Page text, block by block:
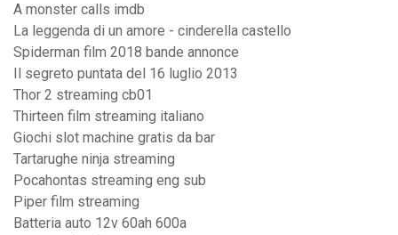
A monster calls imdb
La leggenda di un amore - cinderella castello
Spiderman film 2018 bande annonce
Il segreto puntata del 16 luglio 2013
Thor 2 streaming cb01
Thirteen film streaming italiano
Giochi slot machine gratis da bar
Tartarughe ninja streaming
Pocahontas streaming eng sub
Piper film streaming
Batteria auto 12v 60ah 600a